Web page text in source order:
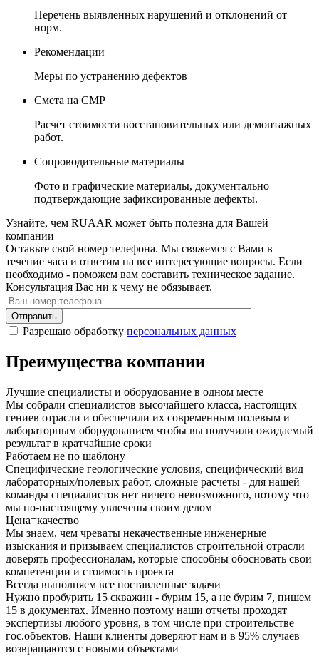
Перечень выявленных нарушений и отклонений от
норм.
Рекомендации
Меры по устранению дефектов
Смета на СМР
Расчет стоимости восстановительных или демонтажных
работ.
Сопроводительные материалы
Фото и графические материалы, документально
подтверждающие зафиксированные дефекты.
Узнайте, чем RUAAR может быть полезна для Вашей
компании
Оставьте свой номер телефона. Мы свяжемся с Вами в
течение часа и ответим на все интересующие вопросы. Если
необходимо - поможем вам составить техническое задание.
Консультация Вас ни к чему не обязывает.
Отправить
Разрешаю обработку персональных данных
Преимущества компании
Лучшие специалисты и оборудование в одном месте
Мы собрали специалистов высочайшего класса, настоящих
гениев отрасли и обеспечили их современным полевым и
лабораторным оборудованием чтобы вы получили ожидаемый
результат в кратчайшие сроки
Работаем не по шаблону
Специфические геологические условия, специфический вид
лабораторных/полевых работ, сложные расчеты - для нашей
команды специалистов нет ничего невозможного, потому что
мы по-настоящему увлечены своим делом
Цена=качество
Мы знаем, чем чреваты некачественные инженерные
изыскания и призываем специалистов строительной отрасли
доверять профессионалам, которые способны обосновать свои
компетенции и стоимость проекта
Всегда выполняем все поставленные задачи
Нужно пробурить 15 скважин - бурим 15, а не бурим 7, пишем
15 в документах. Именно поэтому наши отчеты проходят
экспертизы любого уровня, в том числе при строительстве
гос.объектов. Наши клиенты доверяют нам и в 95% случаев
возвращаются с новыми объектами